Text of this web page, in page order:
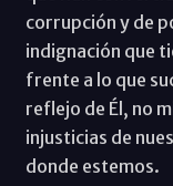
corrupción y de
indignación que
frente a lo que
reflejo de Él, no
injusticias de
donde estemos.